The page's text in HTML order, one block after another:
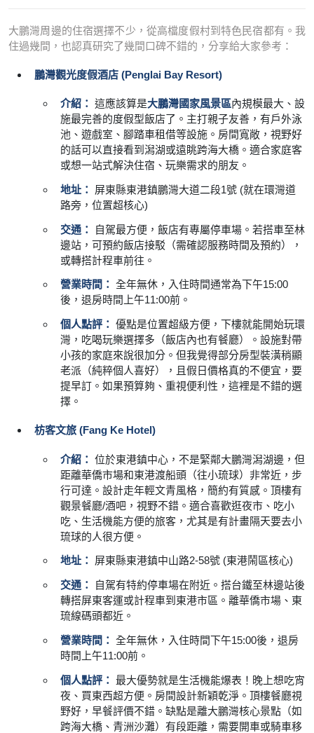
大鵬灣周邊的住宿選擇不少，從高檔度假村到特色民宿都有。我
住過幾間，也認真研究了幾間口碑不錯的，分享給大家參考：
鵬灣觀光度假酒店 (Penglai Bay Resort)
介紹： 這應該算是大鵬灣國家風景區內規模最大、設
施最完善的度假型飯店了。主打親子友善，有戶外泳
池、遊戲室、腳踏車租借等設施。房間寬敞，視野好
的話可以直接看到潟湖或遠眺跨海大橋。適合家庭客
或想一站式解決住宿、玩樂需求的朋友。
地址： 屏東縣東港鎮鵬灣大道二段1號 (就在環灣道
路旁，位置超核心)
交通：
自駕最方便，飯店有專屬停車場。若搭車至林
邊站，可預約飯店接駁（需確認服務時間及預約），
或轉搭計程車前往。
營業時間： 全年無休，入住時間通常為下午15:00
後，退房時間上午11:00前。
個人點評： 優點是位置超級方便，下樓就能開始玩環
灣，吃喝玩樂選擇多（飯店內也有餐廳）。設施對帶
小孩的家庭來說很加分。但我覺得部分房型裝潢稍顯
老派（純粹個人喜好），且假日價格真的不便宜，要
提早訂。如果預算夠、重視便利性，這裡是不錯的選
擇。
枋客文旅 (Fang Ke Hotel)
介紹： 位於東港鎮中心，不是緊鄰大鵬灣潟湖邊，但
距離華僑市場和東港渡船頭（往小琉球）非常近，步
行可達。設計走年輕文青風格，簡約有質感。頂樓有
觀景餐廳/酒吧，視野不錯。適合喜歡逛夜市、吃小
吃、生活機能方便的旅客，尤其是有計畫隔天要去小
琉球的人很方便。
地址： 屏東縣東港鎮中山路2-58號 (東港鬧區核心)
交通：
自駕有特約停車場在附近。搭台鐵至林邊站後
轉搭屏東客運或計程車到東港市區。離華僑市場、東
琉線碼頭都近。
營業時間： 全年無休，入住時間下午15:00後，退房
時間上午11:00前。
個人點評： 最大優勢就是生活機能爆表！晚上想吃宵
夜、買東西超方便。房間設計新穎乾淨。頂樓餐廳視
野好，早餐評價不錯。缺點是離大鵬灣核心景點（如
跨海大橋、青洲沙灘）有段距離，需要開車或騎車移